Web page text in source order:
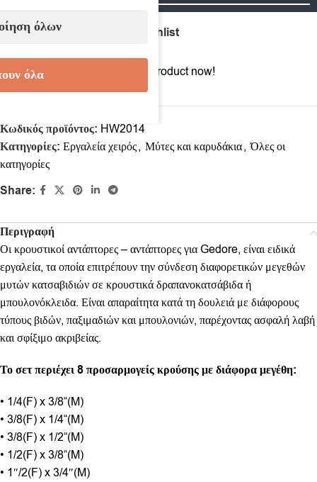
Compare Add to wishlist
8 People watching this product now!
Κωδικός προϊόντος: HW2014
Κατηγορίες: Εργαλεία χειρός, Μύτες και καρυδάκια, Όλες οι
κατηγορίες
Share:
Περιγραφή
Οι κρουστικοί αντάπτορες – αντάπτορες για Gedore, είναι ειδικά
εργαλεία, τα οποία επιτρέπουν την σύνδεση διαφορετικών μεγεθών
μυτών κατσαβιδιών σε κρουστικά δραπανοκατσάβιδα ή
μπουλονόκλειδα. Είναι απαραίτητα κατά τη δουλειά με διάφορους
τύπους βιδών, παξιμαδιών και μπουλονιών, παρέχοντας ασφαλή λαβή
και σφίξιμο ακριβείας.
Το σετ περιέχει 8 προσαρμογείς κρούσης με διάφορα μεγέθη:
• 1/4(F) x 3/8“(M)
• 3/8(F) x 1/4“(M)
• 3/8(F) x 1/2“(M)
• 1/2(F) x 3/8“(M)
• 1″/2(F) x 3/4″(M)
όλων
όλα